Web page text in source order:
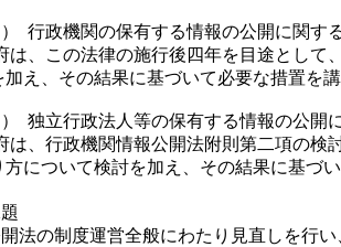
） 行政機関の保有する情報の公開に関す
、この法律の施行後四年を目途として
加え、その結果に基づいて必要な措置を
） 独立行政法人等の保有する情報の公開
、行政機関情報公開法附則第二項の検
方について検討を加え、その結果に基づ
法の制度運営全般にわたり見直しを行